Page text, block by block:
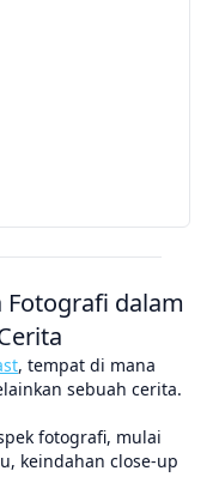
Fotografi dalam
, tempat di mana
sebuah cerita.
fotografi, mulai
keindahan close-up